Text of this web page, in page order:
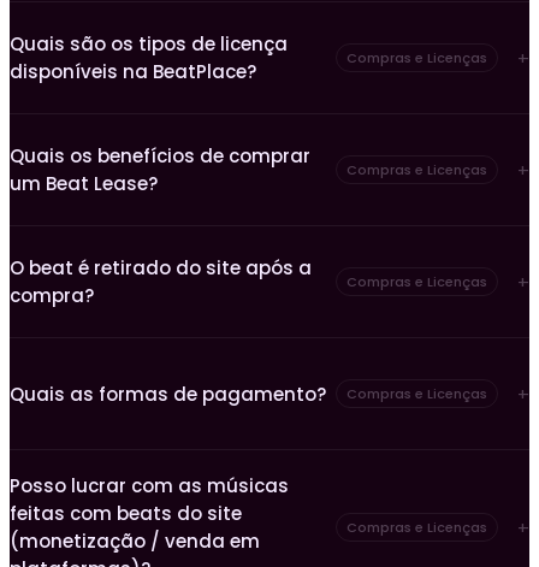
Quais são os tipos de licença
disponíveis na BeatPlace?
Compras e Licenças
Quais os benefícios de comprar
um Beat Lease?
Compras e Licenças
O beat é retirado do site após a
compra?
Compras e Licenças
Quais as formas de pagamento? Compras e Licenças
Posso lucrar com as músicas
feitas com beats do site
(monetização / venda em
Compras e Licenças